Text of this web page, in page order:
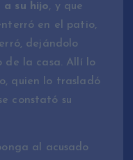
su hijo, y que
en el patio,
dejándolo
de la casa. Allí lo
quien lo trasladó
constató su
al acusado